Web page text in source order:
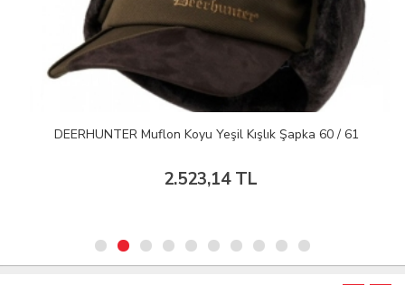
DEERHUNTER Muflon Koyu Yeşil Kışlık Şapka 60 / 61
2.523,14 TL